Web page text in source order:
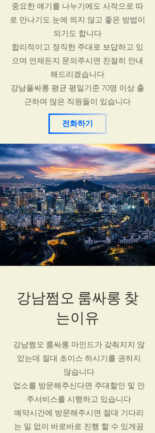
중요한 얘기를 나누기에도 사적으로 따
로 만나기도 눈에 띄지 않고 좋은 방법이
되기도 합니다
합리적이고 정직한 주대로 보답하고 있
으며 언제든지 문의주시면 친절히 안내
해드리겠습니다
강남풀싸롱 평균 평일기준 70명 이상 출
근하며 많은 직원들이 있습니다
전화하기
강남쩜오 룸싸롱 찾
는이유
강남쩜오 룸싸롱 마인드가 갖춰지지 않
았는데 절대 초이스 하시기를 권하지
않습니다
업소를 방문해주신다면 주대할인 및 안
주서비스를 시행하고 있습니다
예약시간에 방문해주시면 절대 기다리
는 일 없이 바로바로 진행 할 수 있게끔